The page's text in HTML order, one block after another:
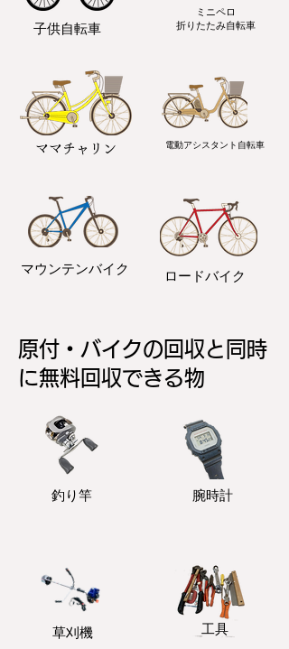
子供自転車
ミニペロ
​折りたたみ自転車
ママチャリン 電動アシスタント自転車
マウンテンバイク ロードバイク
原付・バイクの回収と同時
に無料回収できる物
釣り竿 ​腕時計
​草刈機 ​工具